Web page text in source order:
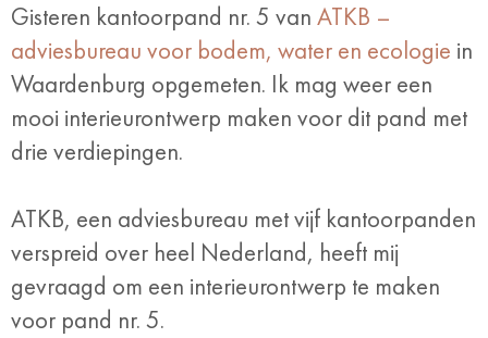
Gisteren kantoorpand nr. 5 van ATKB –
adviesbureau voor bodem, water en ecologie in
Waardenburg opgemeten. Ik mag weer een
mooi interieurontwerp maken voor dit pand met
drie verdiepingen.
ATKB, een adviesbureau met vijf kantoorpanden
verspreid over heel Nederland, heeft mij
gevraagd om een interieurontwerp te maken
voor pand nr. 5.